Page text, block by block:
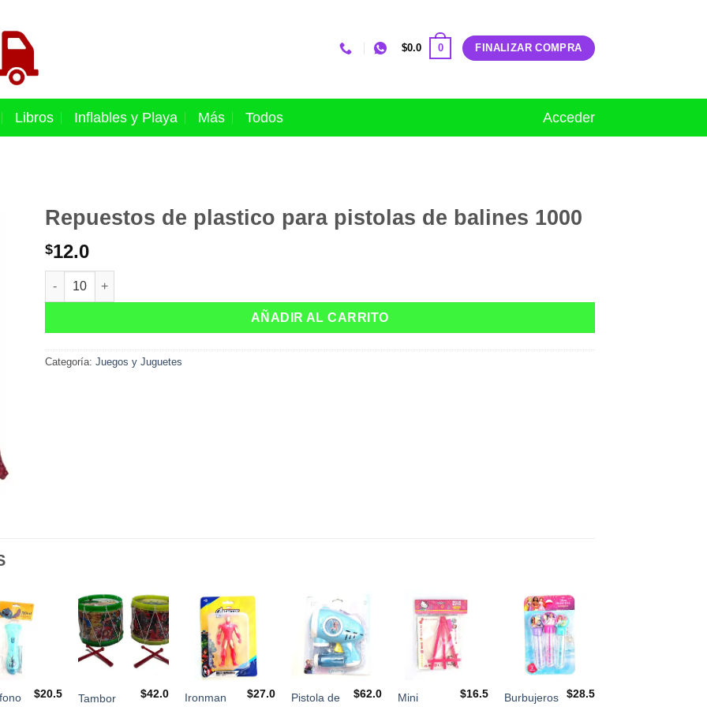
$0.0 0 FINALIZAR COMPRA
Libros Inflables y Playa Más Todos Acceder
Repuestos de plastico para pistolas de balines 1000
$12.0
Repuestos de plastico para pistolas de balines 1000 cantidad
AÑADIR AL CARRITO
Categoría:Juegos y Juguetes
$20.5 Tambor $42.0
Ironman
$27.0
Pistola de
$62.0
Mini
$16.5
Burbujeros
$28.5